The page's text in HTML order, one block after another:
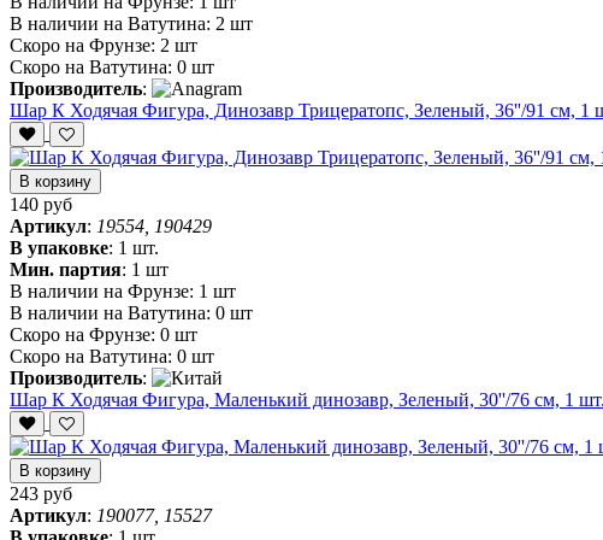
В наличии на Ватутина: 2 шт
Скоро на Фрунзе: 2 шт
Скоро на Ватутина: 0 шт
Производитель:
Шар К Ходячая Фигура, Динозавр Трицератопс, Зеленый, 36''/91 см, 1
В корзину
140 руб
Артикул: 19554, 190429
В упаковке: 1 шт.
Мин. партия: 1 шт
В наличии на Фрунзе: 1 шт
В наличии на Ватутина: 0 шт
Скоро на Фрунзе: 0 шт
Скоро на Ватутина: 0 шт
Производитель:
Шар К Ходячая Фигура, Маленький динозавр, Зеленый, 30''/76 см, 1
В корзину
243 руб
Артикул: 190077, 15527